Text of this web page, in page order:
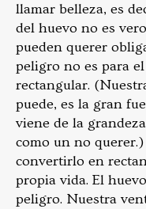
llamar belleza, es
del huevo no es
pueden querer
peligro no es para
rectangular.
puede, es la gran
viene de la
como un no
convertirlo en
propia vida. El
peligro. Nuestra